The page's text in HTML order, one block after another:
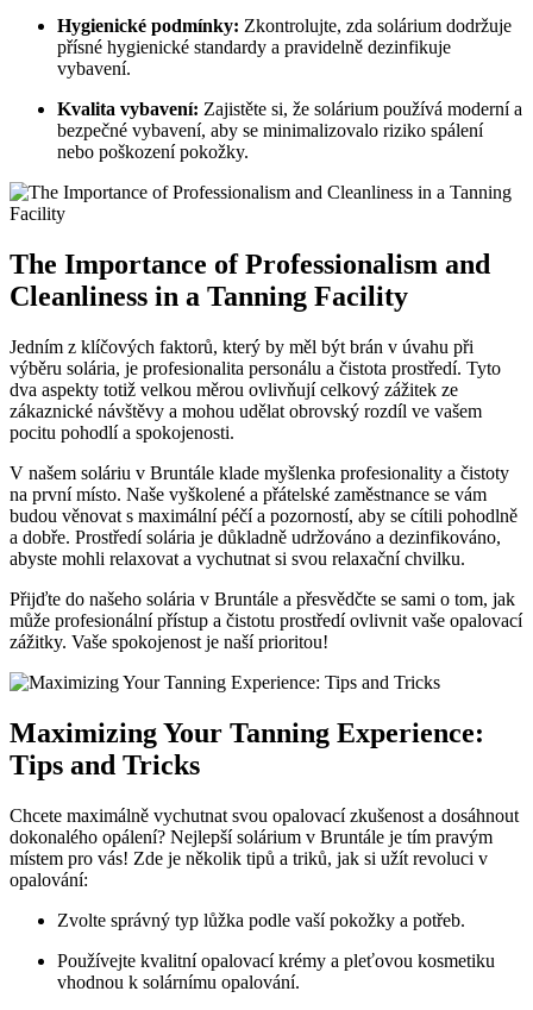
Hygienické podmínky: Zkontrolujte, zda solárium dodržuje
přísné hygienické standardy a pravidelně dezinfikuje
vybavení.
Kvalita vybavení: Zajistěte si, že solárium používá moderní a
bezpečné vybavení, aby se minimalizovalo riziko spálení
nebo poškození pokožky.
The Importance of Professionalism and
Cleanliness in a Tanning Facility
Jedním z klíčových faktorů, který by měl být brán v úvahu při
výběru solária, je profesionalita personálu a čistota prostředí. Tyto
dva aspekty totiž velkou měrou ovlivňují celkový zážitek ze
zákaznické návštěvy a mohou udělat obrovský rozdíl ve vašem
pocitu pohodlí a spokojenosti.
V našem soláriu v Bruntále klade myšlenka profesionality a čistoty
na první místo. Naše vyškolené a přátelské zaměstnance se vám
budou věnovat s maximální péčí a pozorností, aby se cítili pohodlně
a dobře. Prostředí solária je důkladně udržováno a dezinfikováno,
abyste mohli relaxovat a vychutnat si svou relaxační chvilku.
Přijďte do našeho solária v Bruntále a přesvědčte se sami o tom, jak
může profesionální přístup a čistotu prostředí ovlivnit vaše opalovací
zážitky. Vaše spokojenost je naší prioritou!
Maximizing Your Tanning Experience:
Tips and Tricks
Chcete maximálně vychutnat svou opalovací zkušenost a dosáhnout
dokonalého opálení? Nejlepší solárium v Bruntále je tím pravým
místem pro vás! Zde je několik tipů a triků, jak si užít revoluci v
opalování:
Zvolte správný typ lůžka podle vaší pokožky a potřeb.
Používejte kvalitní opalovací krémy a pleťovou kosmetiku
vhodnou k solárnímu opalování.